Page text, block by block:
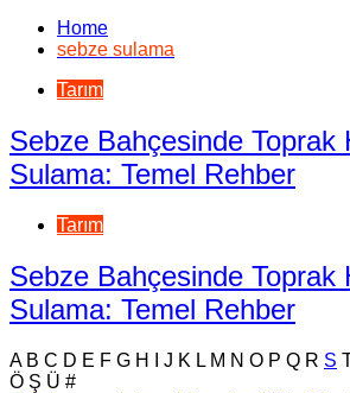
Home
sebze sulama
Tarım
Sebze Bahçesinde Toprak
Sulama: Temel Rehber
Tarım
Sebze Bahçesinde Toprak
Sulama: Temel Rehber
A B C D E F G H J K L M N O P Q R S
Ö Ş Ü #